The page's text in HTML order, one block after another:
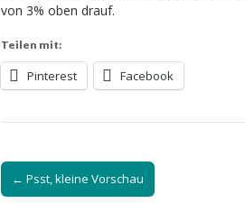
von 3% oben drauf.
Teilen mit:
Pinterest Facebook
Post
navigation
← Psst, kleine Vorschau